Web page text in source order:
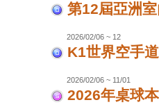
第12屆亞洲
2026/02/06 ~ 12
K1世界空手
2026/02/06 ~ 11/01
2026年桌球